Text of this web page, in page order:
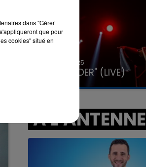
31 janvier 2025
GIMS "SPIDER" (LIVE)
A L'ANTENNE
dans "Gérer
que pour
cookies" situé en